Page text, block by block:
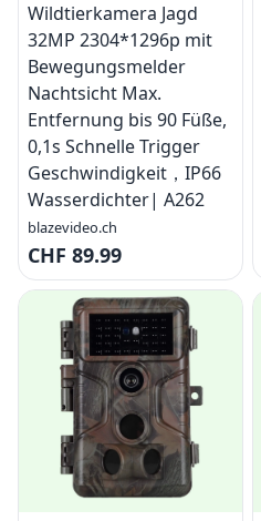
Wildtierkamera Jagd
32MP 2304*1296p mit
Bewegungsmelder
Nachtsicht Max.
Entfernung bis 90 Füße,
0,1s Schnelle Trigger
Geschwindigkeit，IP66
Wasserdichter| A262
blazevideo.ch
CHF 89.99